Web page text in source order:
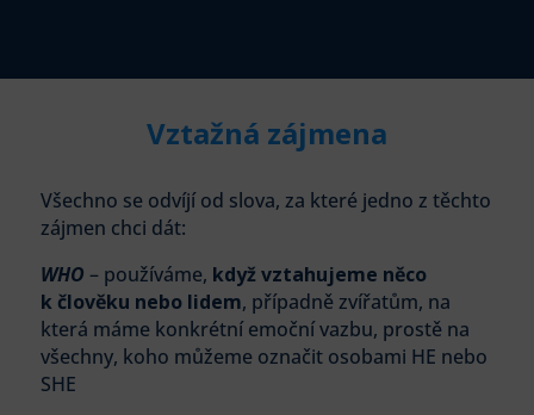
Vztažná zájmena
Všechno se odvíjí od slova, za které jedno z těchto
zájmen chci dát:
WHO – používáme, když vztahujeme něco
k člověku nebo lidem, případně zvířatům, na
která máme konkrétní emoční vazbu, prostě na
všechny, koho můžeme označit osobami HE nebo
SHE